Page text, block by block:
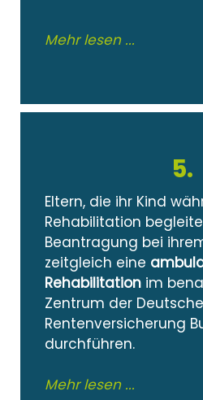
Mehr lesen ...
5.
Eltern, die ihr Kind
Rehabilitation
Beantragung bei
zeitgleich eine
Rehabilitation im
Zentrum der
Rentenversicherung
durchführen.
Mehr lesen ...